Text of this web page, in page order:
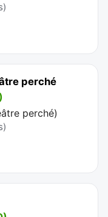
perché
perché)